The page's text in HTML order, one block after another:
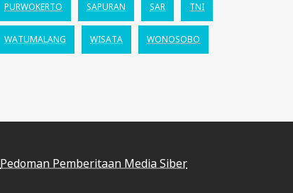
PURWOKERTO SAPURAN SAR TNI
WATUMALANG WISATA WONOSOBO
Pedoman Pemberitaan Media Siber